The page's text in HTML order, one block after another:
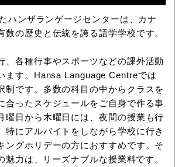
ハンザランゲージセンターは、カナ
数の歴史と伝統を誇る語学学校です。
、各種行事やスポーツなどの課外活動
ます。Hansa Language Centreでは
制です。多数の科目の中からクラスを
合ったスケジュールをご自身で作る事
曜日から木曜日には、夜間の授業も行
特にアルバイトをしながら学校に行き
ングホリデーの方におすすめです。そ
魅力は、リーズナブルな授業料です。